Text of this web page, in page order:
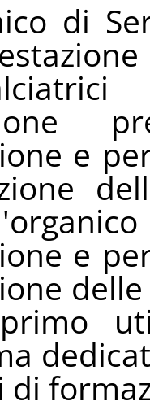
di
e
e
di